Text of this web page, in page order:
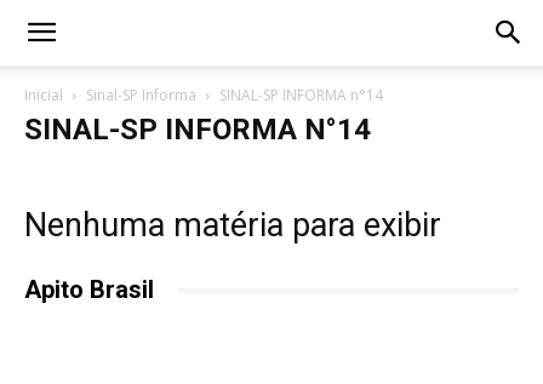
Inicial Sinal-SP Informa SINAL-SP INFORMA n°14
SINAL-SP INFORMA N°14
Nenhuma matéria para exibir
Apito Brasil